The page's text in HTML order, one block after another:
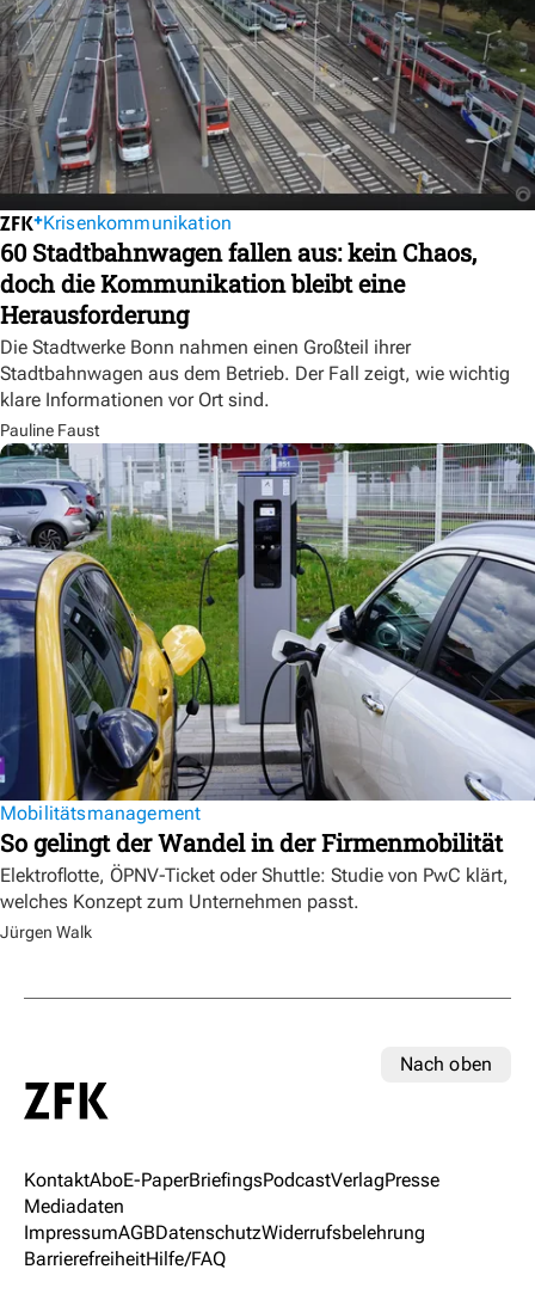
Krisenkommunikation
60 Stadtbahnwagen fallen aus: kein Chaos,
doch die Kommunikation bleibt eine
Herausforderung
Die Stadtwerke Bonn nahmen einen Großteil ihrer
Stadtbahnwagen aus dem Betrieb. Der Fall zeigt, wie wichtig
klare Informationen vor Ort sind.
Pauline Faust
Mobilitätsmanagement
So gelingt der Wandel in der Firmenmobilität
Elektroflotte, ÖPNV-Ticket oder Shuttle: Studie von PwC klärt,
welches Konzept zum Unternehmen passt.
Jürgen Walk
Nach oben
KontaktAboE-PaperBriefingsPodcastVerlagPresse
Mediadaten
ImpressumAGBDatenschutzWiderrufsbelehrung
BarrierefreiheitHilfe/FAQ